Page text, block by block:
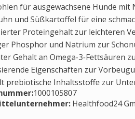
für ausgewachsene Hunde mit
und Süßkartoffel für eine
Proteingehalt zur leichteren
Phosphor und Natrium zur
Gehalt an Omega-3-Fettsäuren
Eigenschaften zur
prebiotische Inhaltsstoffe zur
1000105807
: Healthfood24